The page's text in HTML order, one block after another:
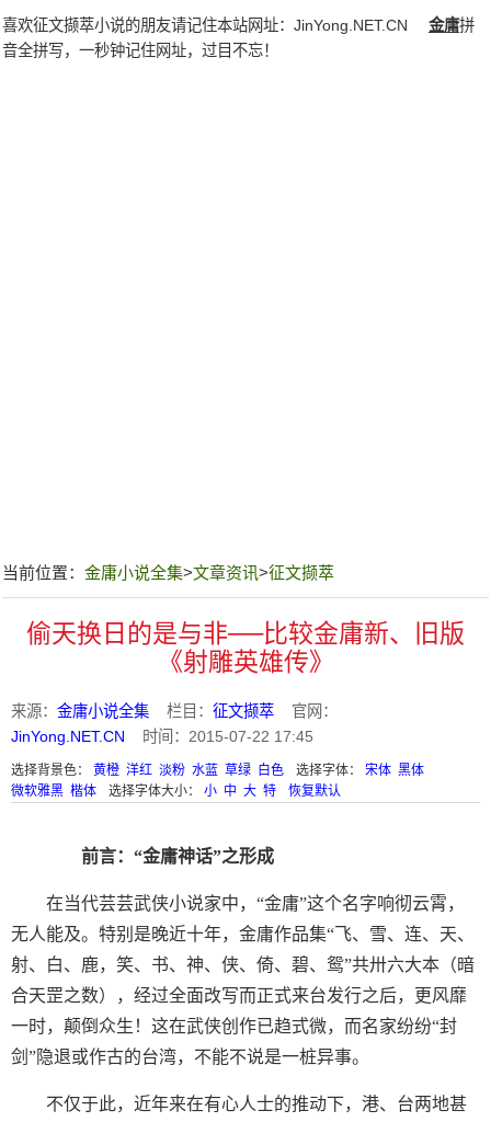
喜欢征文撷萃小说的朋友请记住本站网址： JinYong.NET.CN 金庸拼
音全拼写，一秒钟记住网址，过目不忘！
当前位置： 金庸小说全集>文章资讯>征文撷萃
偷天换日的是与非──比较金庸新、旧版
《射雕英雄传》
来源： 金庸小说全集 栏目： 征文撷萃 官网：
JinYong.NET.CN 时间：2015-07-22 17:45
选择背景色： 黄橙 洋红 淡粉 水蓝 草绿 白色 选择字体： 宋体 黑体
微软雅黑 楷体 选择字体大小： 小 中 大 特 恢复默认
前言：“金庸神话”之形成
在当代芸芸武侠小说家中，“金庸”这个名字响彻云霄，
无人能及。特别是晚近十年，金庸作品集“飞、雪、连、天、
射、白、鹿，笑、书、神、侠、倚、碧、鸳”共卅六大本（暗
合天罡之数），经过全面改写而正式来台发行之后，更风靡
一时，颠倒众生！这在武侠创作已趋式微，而名家纷纷“封
剑”隐退或作古的台湾，不能不说是一桩异事。
不仅于此，近年来在有心人士的推动下，港、台两地甚